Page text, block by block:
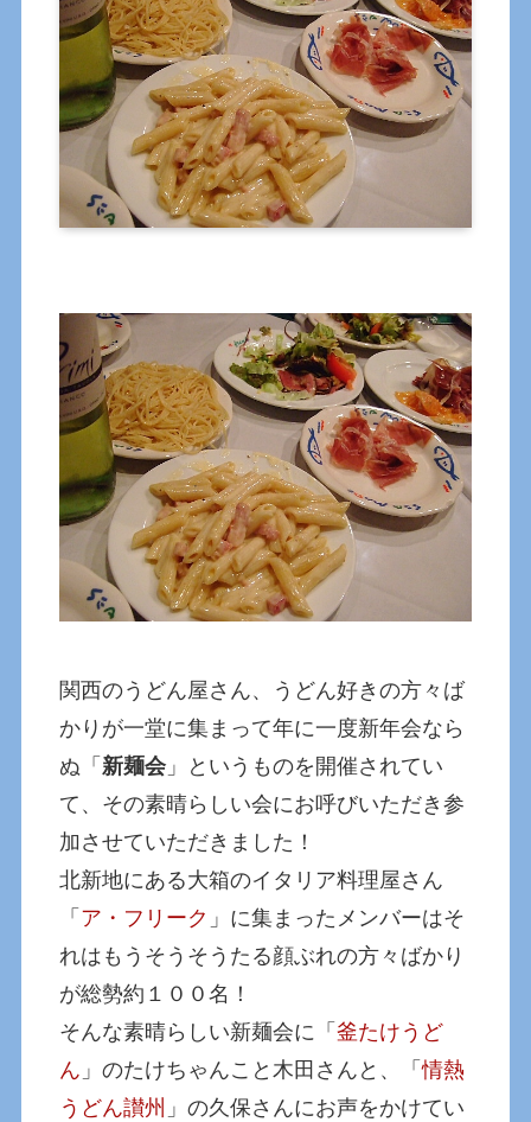
関西のうどん屋さん、うどん好きの方々ば
かりが一堂に集まって年に一度新年会なら
ぬ「新麺会」というものを開催されてい
て、その素晴らしい会にお呼びいただき参
加させていただきました！
北新地にある大箱のイタリア料理屋さん
「 ア・フリーク 」に集まったメンバーはそ
れはもうそうそうたる顔ぶれの方々ばかり
が総勢約１００名！
そんな素晴らしい新麺会に「釜たけうど
ん 」のたけちゃんこと木田さんと、「情熱
うどん讃州 」の久保さんにお声をかけてい